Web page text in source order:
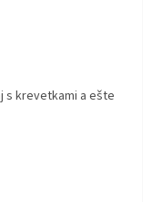
s krevetkami a ešte